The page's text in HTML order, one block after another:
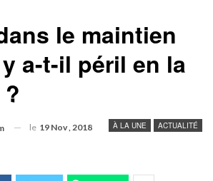
le maintien
a-t-il péril en la
À LA UNE ACTUALITÉ
le 19 Nov , 2018